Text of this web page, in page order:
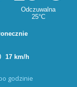
godzinie